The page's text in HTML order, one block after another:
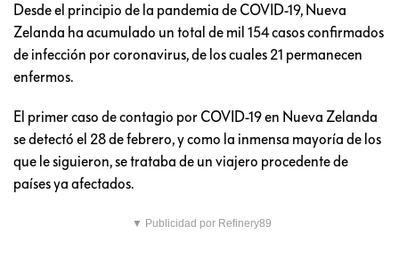
Desde el principio de la pandemia de COVID-19, Nueva
Zelanda ha acumulado un total de mil 154 casos confirmados
de infección por coronavirus, de los cuales 21 permanecen
enfermos.
El primer caso de contagio por COVID-19 en Nueva Zelanda
se detectó el 28 de febrero, y como la inmensa mayoría de los
que le siguieron, se trataba de un viajero procedente de
países ya afectados.
▼ Publicidad por Refinery89